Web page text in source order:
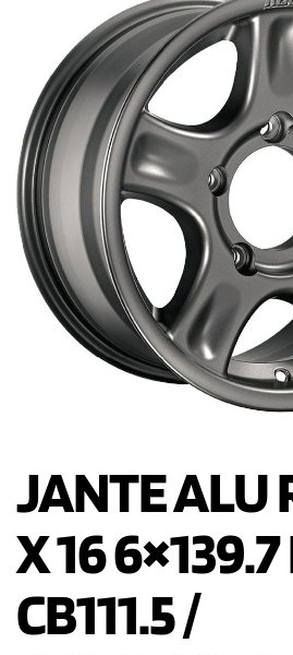
JANTE ALU
X 16
CB111.5 /